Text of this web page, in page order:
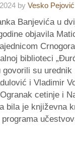
by Vesko Pejović
Banjevića u
objavila
biblioteci
su urednik
i Vladimir
cetinje i
bila je književna